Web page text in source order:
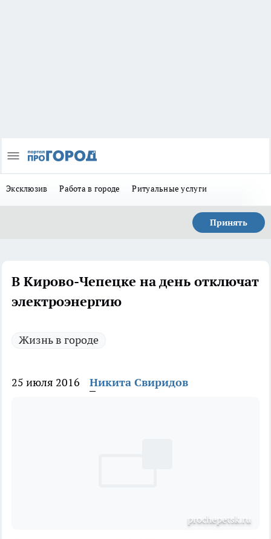
Эксклюзив Работа в городе Ритуальные услуги
Принять
В Кирово-Чепецке на день отключат
электроэнергию
Жизнь в городе
25 июля 2016 Никита Свиридов
prochepetsk.ru